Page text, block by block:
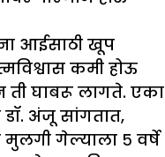
आईसाठी खूप
कमी होऊ
ती घाबरू लागते. एका
अंजू सांगतात,
गेल्याला ५ वर्षे